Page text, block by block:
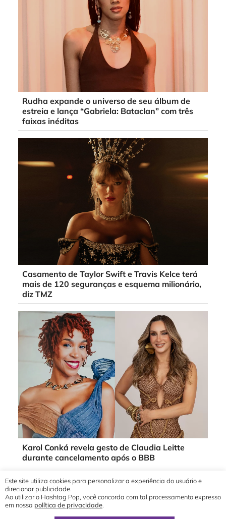
Rudha expande o universo de seu álbum de
estreia e lança “Gabriela: Bataclan” com três
faixas inéditas
Casamento de Taylor Swift e Travis Kelce terá
mais de 120 seguranças e esquema milionário,
diz TMZ
Karol Conká revela gesto de Claudia Leitte
durante cancelamento após o BBB
Este site utiliza cookies para personalizar a experiência do usuário e
direcionar publicidade.
Ao utilizar o Hashtag Pop, você concorda com tal processamento expresso
em nossa política de privacidade